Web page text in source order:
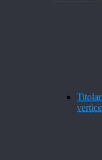
vertice